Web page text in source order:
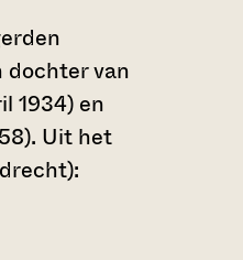
dochter van
1934) en
Uit het